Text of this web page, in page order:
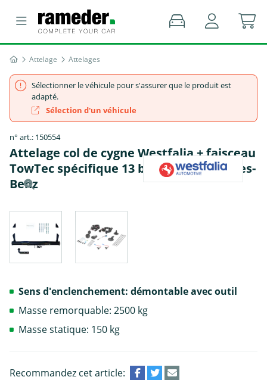
Attelage Attelages
Sélectionner le véhicule pour s'assurer que le produit est
adapté.
Sélection d'un véhicule
n° art.: 150554
Attelage col de cygne Westfalia + faisceau
TowTec spécifique 13 broches - Mercedes-
Benz
Sens d'enclenchement: démontable avec outil
Masse remorquable: 2500 kg
Masse statique: 150 kg
Recommandez cet article: